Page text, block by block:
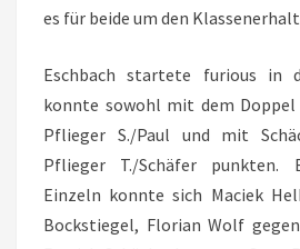
es für beide um den
Eschbach startete furious in
konnte sowohl mit dem
Pflieger S./Paul und mit
Pflieger T./Schäfer punkten.
Einzeln konnte sich Maciek
Bockstiegel, Florian Wolf